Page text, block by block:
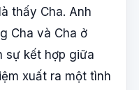
thấy Cha. Anh
Cha và Cha ở
sự kết hợp giữa
xuất ra một tình